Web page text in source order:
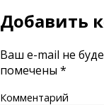
Добавить
Ваш e-mail не
помечены *
Комментарий